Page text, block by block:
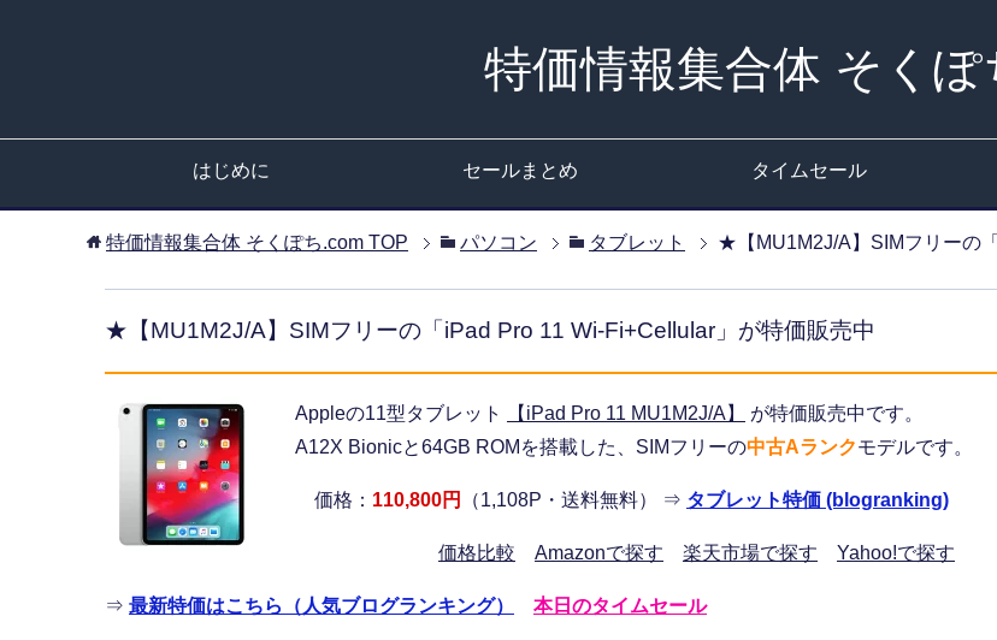
特価情報集合体 そくぽ
はじめに セールまとめ タイムセール
特価情報集合体 そくぽち.com TOP パソコン タブレット ★【MU1M2J/A】SIMフリーの
★【MU1M2J/A】SIMフリーの「iPad Pro 11 Wi-Fi+Cellular」が特価販売中
Appleの11型タブレット 【iPad Pro 11 MU1M2J/A】
が特価販売中です。
A12X Bionicと64GB ROMを搭載した、SIMフリーの中古Aランクモデルです。
価格： 110,800円 （1,108P・送料無料） ⇒ タブレット特価 (blogranking)
価格比較 Amazonで探す 楽天市場で探す Yahoo!で探す
⇒ 最新特価はこちら（人気ブログランキング） 本日のタイムセール